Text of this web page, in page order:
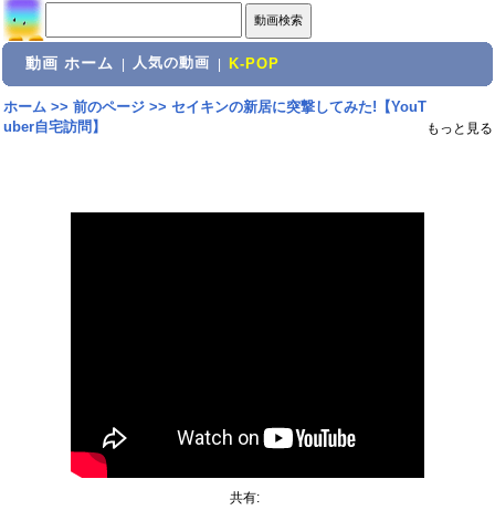
動画 ホーム 人気の動画 K-POP
ホーム>> 前のページ>> セイキンの新居に突撃してみた!【YouT
uber自宅訪問】
もっと見る
共有: